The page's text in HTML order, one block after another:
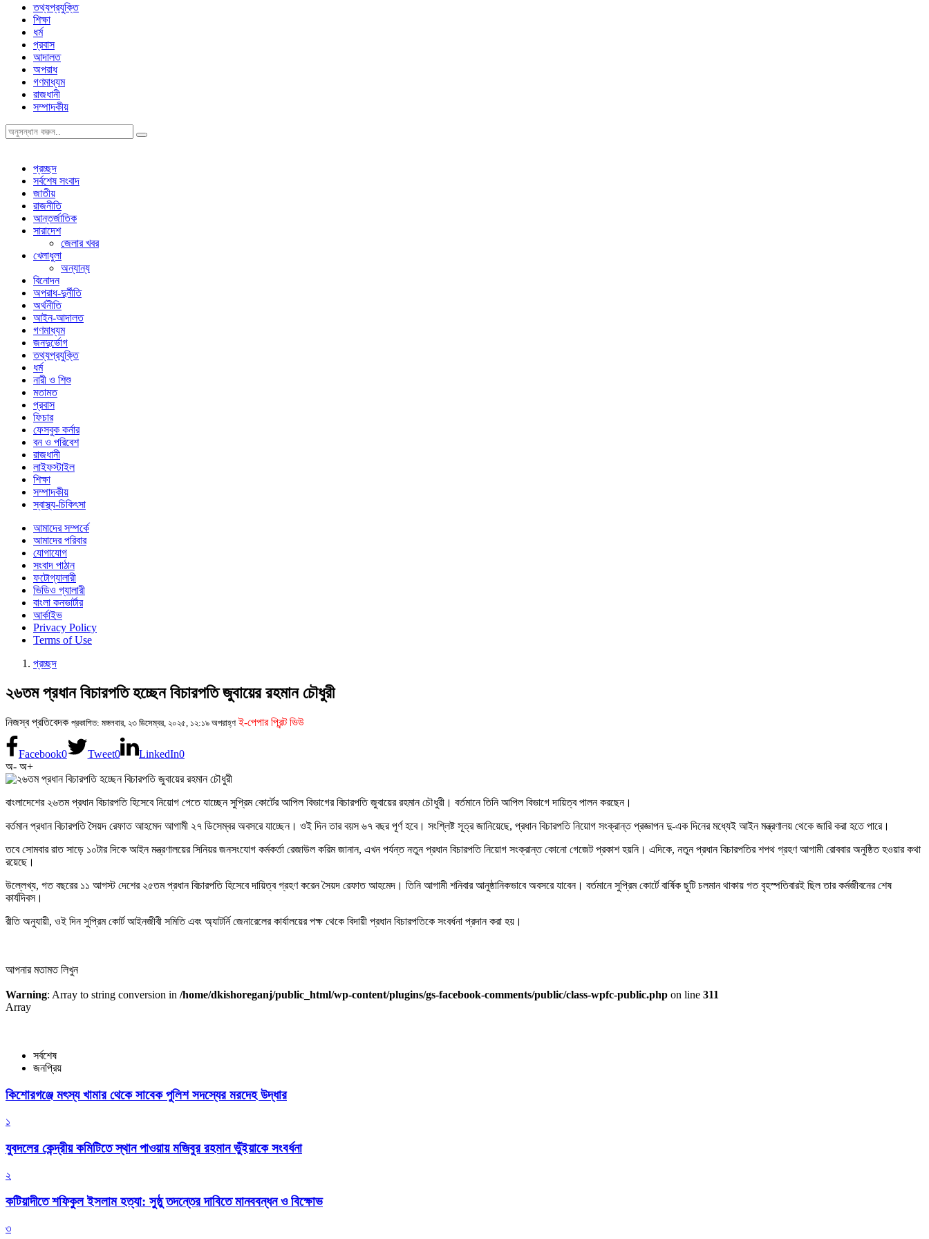
তথ্যপ্রযুক্তি
শিক্ষা
ধর্ম
প্রবাস
আদালত
অপরাধ
গণমাধ্যম
রাজধানী
সম্পাদকীয়
প্রচ্ছদ
সর্বশেষ সংবাদ
জাতীয়
রাজনীতি
আন্তর্জাতিক
সারাদেশ
জেলার খবর
খেলাধুলা
অন্যান্য
বিনোদন
অপরাধ-দুর্নীতি
অর্থনীতি
আইন-আদালত
গণমাধ্যম
জনদুর্ভোগ
তথ্যপ্রযুক্তি
ধর্ম
নারী ও শিশু
মতামত
প্রবাস
ফিচার
ফেসবুক কর্নার
বন ও পরিবেশ
রাজধানী
লাইফস্টাইল
শিক্ষা
সম্পাদকীয়
স্বাস্থ্য-চিকিৎসা
আমাদের সম্পর্কে
আমাদের পরিবার
যোগাযোগ
সংবাদ পাঠান
ফটোগ্যালারী
ভিডিও গ্যালারী
বাংলা কনভার্টার
আর্কাইভ
Privacy Policy
Terms of Use
প্রচ্ছদ
২৬তম প্রধান বিচারপতি হচ্ছেন বিচারপতি জুবায়ের রহমান চৌধুরী
নিজস্ব প্রতিবেদক প্রকাশিত: মঙ্গলবার, ২৩ ডিসেম্বর, ২০২৫, ১২:১৯ অপরাহ্ণ ই-পেপার প্রিন্ট ভিউ
Facebook0 Tweet0 LinkedIn0
অ- অ+
বাংলাদেশের ২৬তম প্রধান বিচারপতি হিসেবে নিয়োগ পেতে যাচ্ছেন সুপ্রিম কোর্টের আপিল বিভাগের বিচারপতি জুবায়ের রহমান চৌধুরী। বর্তমানে তিনি আপিল বিভাগে দায়িত্ব পালন করছেন।
বর্তমান প্রধান বিচারপতি সৈয়দ রেফাত আহমেদ আগামী ২৭ ডিসেম্বর অবসরে যাচ্ছেন। ওই দিন তার বয়স ৬৭ বছর পূর্ণ হবে। সংশ্লিষ্ট সূত্র জানিয়েছে, প্রধান বিচারপতি নিয়োগ সংক্রান্ত প্রজ্ঞাপন দু-এক দিনের মধ্যেই আইন মন্ত্রণালয় থেকে জারি করা হতে পারে।
তবে সোমবার রাত সাড়ে ১০টার দিকে আইন মন্ত্রণালয়ের সিনিয়র জনসংযোগ কর্মকর্তা রেজাউল করিম জানান, এখন পর্যন্ত নতুন প্রধান বিচারপতি নিয়োগ সংক্রান্ত কোনো গেজেট প্রকাশ হয়নি। এদিকে, নতুন প্রধান বিচারপতির শপথ গ্রহণ আগামী রোববার অনুষ্ঠিত হওয়ার কথা
রয়েছে।
উল্লেখ্য, গত বছরের ১১ আগস্ট দেশের ২৫তম প্রধান বিচারপতি হিসেবে দায়িত্ব গ্রহণ করেন সৈয়দ রেফাত আহমেদ। তিনি আগামী শনিবার আনুষ্ঠানিকভাবে অবসরে যাবেন। বর্তমানে সুপ্রিম কোর্টে বার্ষিক ছুটি চলমান থাকায় গত বৃহস্পতিবারই ছিল তার কর্মজীবনের শেষ
কার্যদিবস।
রীতি অনুযায়ী, ওই দিন সুপ্রিম কোর্ট আইনজীবী সমিতি এবং অ্যাটর্নি জেনারেলের কার্যালয়ের পক্ষ থেকে বিদায়ী প্রধান বিচারপতিকে সংবর্ধনা প্রদান করা হয়।
আপনার মতামত লিখুন
Warning: Array to string conversion in /home/dkishoreganj/public_html/wp-content/plugins/gs-facebook-comments/public/class-wpfc-public.php on line 311
Array
সর্বশেষ
জনপ্রিয়
কিশোরগঞ্জে মৎস্য খামার থেকে সাবেক পুলিশ সদস্যের মরদেহ উদ্ধার
১
যুবদলের কেন্দ্রীয় কমিটিতে স্থান পাওয়ায় মজিবুর রহমান ভুঁইয়াকে সংবর্ধনা
২
কটিয়াদীতে শফিকুল ইসলাম হত্যা: সুষ্ঠু তদন্তের দাবিতে মানববন্ধন ও বিক্ষোভ
৩